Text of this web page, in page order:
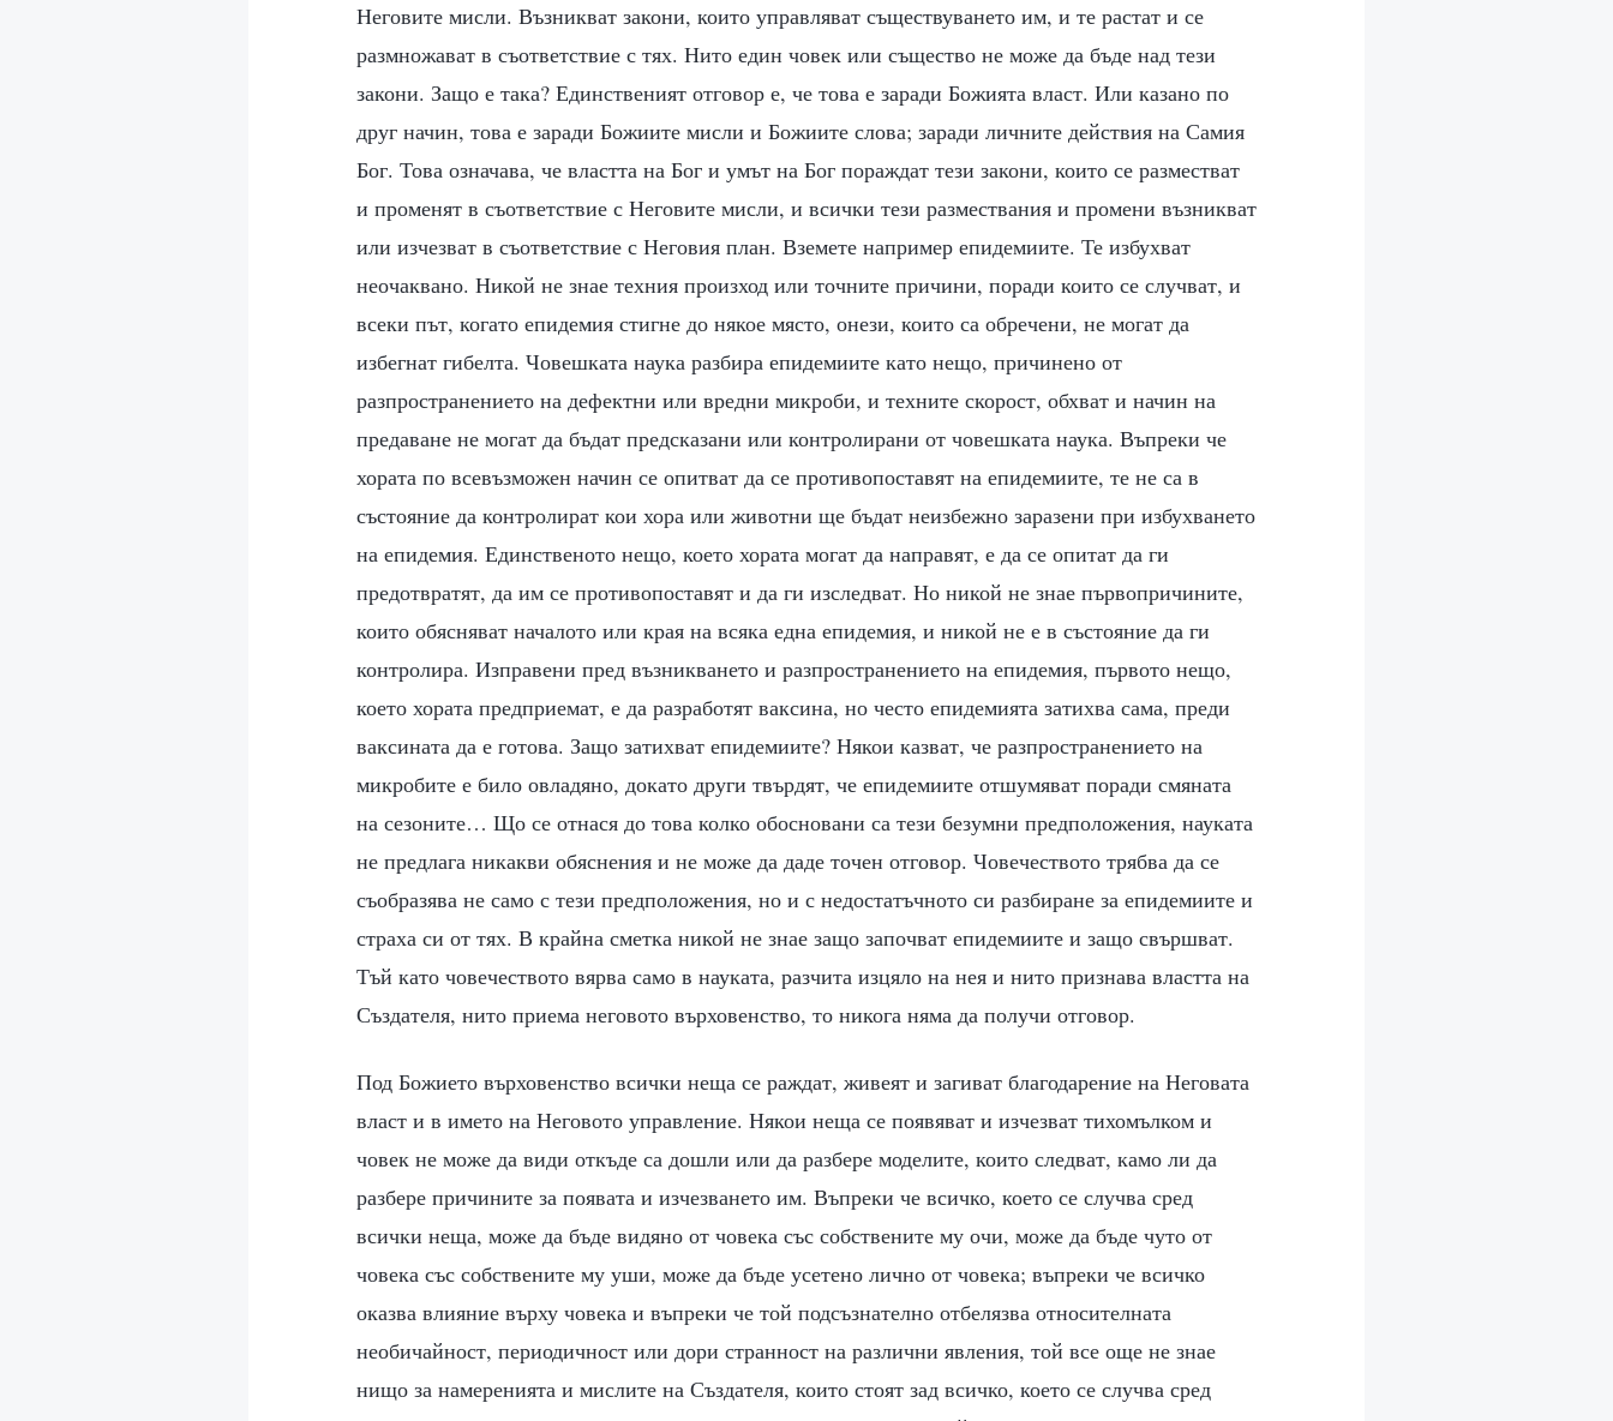
Неговите мисли. Възникват закони, които управляват съществуването им, и те растат и се
размножават в съответствие с тях. Нито един човек или същество не може да бъде над тези
закони. Защо е така? Единственият отговор е, че това е заради Божията власт. Или казано по
друг начин, това е заради Божиите мисли и Божиите слова; заради личните действия на Самия
Бог. Това означава, че властта на Бог и умът на Бог пораждат тези закони, които се разместват
и променят в съответствие с Неговите мисли, и всички тези размествания и промени възникват
или изчезват в съответствие с Неговия план. Вземете например епидемиите. Те избухват
неочаквано. Никой не знае техния произход или точните причини, поради които се случват, и
всеки път, когато епидемия стигне до някое място, онези, които са обречени, не могат да
избегнат гибелта. Човешката наука разбира епидемиите като нещо, причинено от
разпространението на дефектни или вредни микроби, и техните скорост, обхват и начин на
предаване не могат да бъдат предсказани или контролирани от човешката наука. Въпреки че
хората по всевъзможен начин се опитват да се противопоставят на епидемиите, те не са в
състояние да контролират кои хора или животни ще бъдат неизбежно заразени при избухването
на епидемия. Единственото нещо, което хората могат да направят, е да се опитат да ги
предотвратят, да им се противопоставят и да ги изследват. Но никой не знае първопричините,
които обясняват началото или края на всяка една епидемия, и никой не е в състояние да ги
контролира. Изправени пред възникването и разпространението на епидемия, първото нещо,
което хората предприемат, е да разработят ваксина, но често епидемията затихва сама, преди
ваксината да е готова. Защо затихват епидемиите? Някои казват, че разпространението на
микробите е било овладяно, докато други твърдят, че епидемиите отшумяват поради смяната
на сезоните… Що се отнася до това колко обосновани са тези безумни предположения, науката
не предлага никакви обяснения и не може да даде точен отговор. Човечеството трябва да се
съобразява не само с тези предположения, но и с недостатъчното си разбиране за епидемиите и
страха си от тях. В крайна сметка никой не знае защо започват епидемиите и защо свършват.
Тъй като човечеството вярва само в науката, разчита изцяло на нея и нито признава властта на
Създателя, нито приема неговото върховенство, то никога няма да получи отговор.
Под Божието върховенство всички неща се раждат, живеят и загиват благодарение на Неговата
власт и в името на Неговото управление. Някои неща се появяват и изчезват тихомълком и
човек не може да види откъде са дошли или да разбере моделите, които следват, камо ли да
разбере причините за появата и изчезването им. Въпреки че всичко, което се случва сред
всички неща, може да бъде видяно от човека със собствените му очи, може да бъде чуто от
човека със собствените му уши, може да бъде усетено лично от човека; въпреки че всичко
оказва влияние върху човека и въпреки че той подсъзнателно отбелязва относителната
необичайност, периодичност или дори странност на различни явления, той все още не знае
нищо за намеренията и мислите на Създателя, които стоят зад всичко, което се случва сред